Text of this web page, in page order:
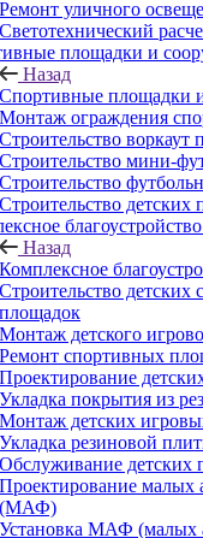
Ремонт уличного
Светотехнический
площадки и
Назад
Спортивные площадки
Монтаж ограждения
Строительство воркаут
Строительство мини-
Строительство
Строительство детских
Назад
Комплексное
Строительство детских
площадок
Монтаж детского
Ремонт спортивных
Проектирование
Укладка покрытия из
Монтаж детских
Укладка резиновой
Обслуживание детских
Проектирование малых
(МАФ)
Установка МАФ (малых